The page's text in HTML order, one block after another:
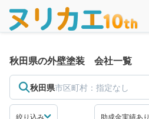
秋田県の外壁塗装 会社一覧
秋田県市区町村： 指定なし
絞り込み 助成金実績あり